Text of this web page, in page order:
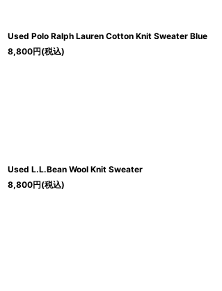
Used Polo Ralph Lauren Cotton Knit Sweater Blue
8,800円(税込)
Used L.L.Bean Wool Knit Sweater
8,800円(税込)